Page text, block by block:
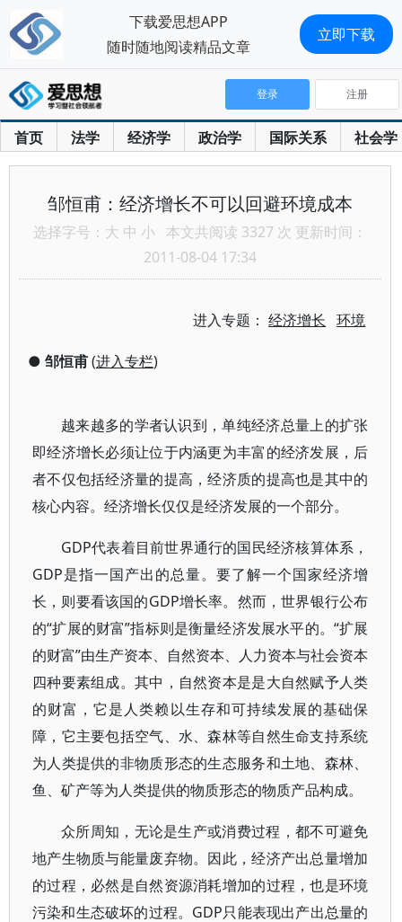
首页 法学 经济学 政治学 国际关系 社会学
登录 注册
邹恒甫：经济增长不可以回避环境成本
选择字号： 大 中 小 本文共阅读 3327 次 更新时间：
2011-08-04 17:34
进入专题：经济增长 环境
● 邹恒甫(进入专栏)
越来越多的学者认识到，单纯经济总量上的扩张
即经济增长必须让位于内涵更为丰富的经济发展，后
者不仅包括经济量的提高，经济质的提高也是其中的
核心内容。经济增长仅仅是经济发展的一个部分。
GDP代表着目前世界通行的国民经济核算体系，
GDP是指一国产出的总量。要了解一个国家经济增
长，则要看该国的GDP增长率。然而，世界银行公布
的“扩展的财富”指标则是衡量经济发展水平的。“扩展
的财富”由生产资本、自然资本、人力资本与社会资本
四种要素组成。其中，自然资本是是大自然赋予人类
的财富，它是人类赖以生存和可持续发展的基础保
障，它主要包括空气、水、森林等自然生命支持系统
为人类提供的非物质形态的生态服务和土地、森林、
鱼、矿产等为人类提供的物质形态的物质产品构成。
众所周知，无论是生产或消费过程，都不可避免
地产生物质与能量废弃物。因此，经济产出总量增加
的过程，必然是自然资源消耗增加的过程，也是环境
污染和生态破坏的过程。GDP只能表现出产出总量的
下载爱思想APP
随时随地阅读精品文章
立即下载